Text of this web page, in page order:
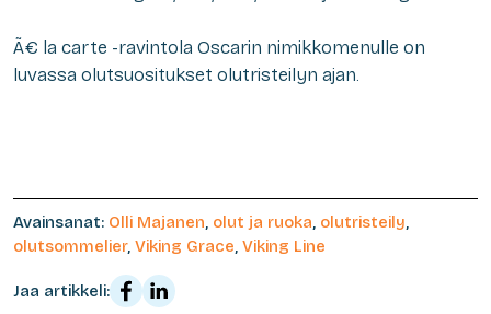
Ã€ la carte -ravintola Oscarin nimikkomenulle on
luvassa olutsuositukset olutristeilyn ajan.
Avainsanat: Olli Majanen, olut ja ruoka, olutristeily,
olutsommelier, Viking Grace, Viking Line
Jaa artikkeli: